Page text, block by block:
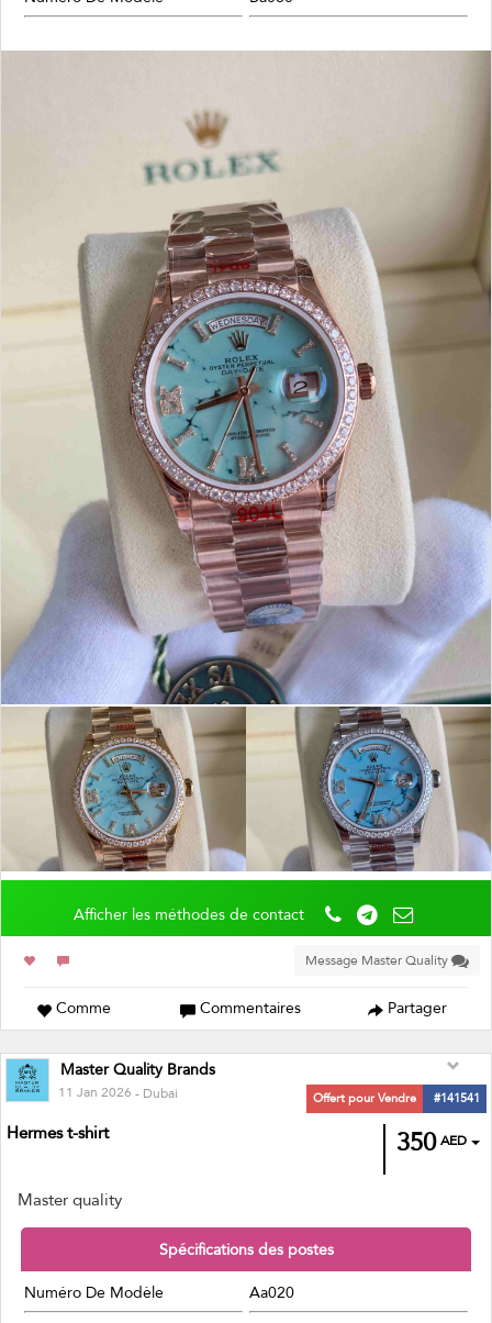
Comme Commentaires Partager
Master Quality Brands
11 Jan 2026- Dubai Offert pour Vendre #141541
350
Hermes t-shirt
Master quality
Spécifications des postes
Numéro De Modèle
Aa020